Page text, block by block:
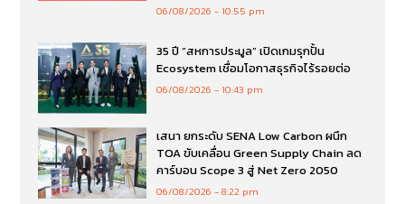
06/08/2026 10:55 pm
35 ปี “สหการประมูล” เปิดเกมรุกปั้น
Ecosystem เชื่อมโอกาสธุรกิจไร้รอยต่อ
06/08/2026 10:43 pm
เสนา ยกระดับ SENA Low Carbon ผนึก
TOA ขับเคลื่อน Green Supply Chain ลด
คาร์บอน Scope 3 สู่ Net Zero 2050
06/08/2026 8:22 pm